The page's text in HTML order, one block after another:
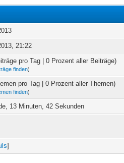
21:22
pro Tag | 0 Prozent aller Beiträge)
finden)
pro Tag | 0 Prozent aller Themen)
finden)
13 Minuten, 42 Sekunden
]